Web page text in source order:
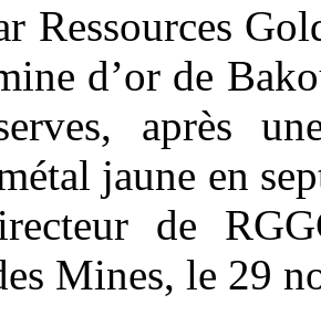
Ressources
d’or de
après
jaune en
de
Mines, le 29